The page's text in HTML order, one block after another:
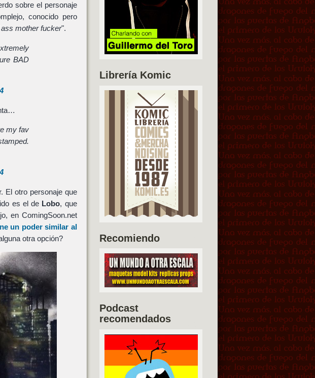
sobre el personaje
conocido pero
mother fucker".
BAD
my fav
El otro personaje que
es el de Lobo, que
en ComingSoon.net
un poder similar al
otra opción?
Librería Komic
Recomiendo
Podcast
recomendados